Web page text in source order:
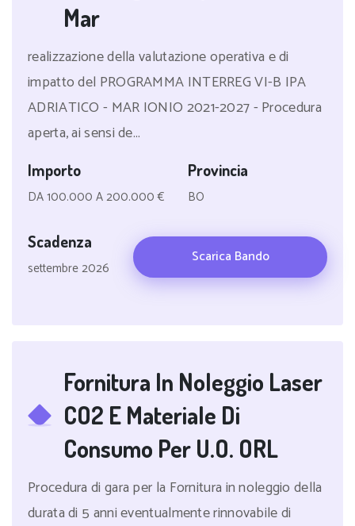
Mar
realizzazione della valutazione operativa e di
impatto del PROGRAMMA INTERREG VI-B IPA
ADRIATICO - MAR IONIO 2021-2027 - Procedura
aperta, ai sensi de...
Importo
DA 100.000 A 200.000 €
Provincia
BO
Scadenza
settembre 2026
Scarica Bando
Fornitura In Noleggio Laser
CO2 E Materiale Di
Consumo Per U.O. ORL
Procedura di gara per la Fornitura in noleggio della
durata di 5 anni eventualmente rinnovabile di